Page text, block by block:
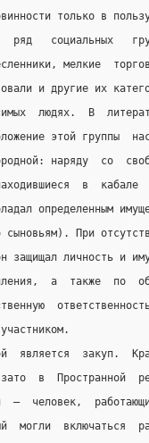
только в
ряд   социальных
мелкие
и другие их
людях.  В
этой группы
наряду  со
в
определенным
При
защищал личность и
а  также  по
является  закуп.
в  Пространной
—  человек,
могли  включаться